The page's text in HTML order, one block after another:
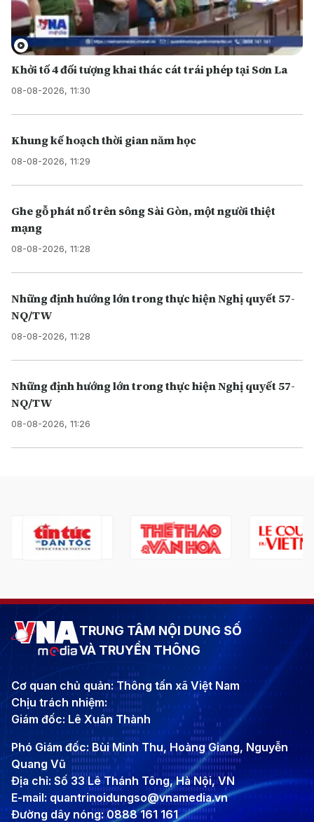
Khởi tố 4 đối tượng khai thác cát trái phép tại Sơn La
08-08-2026, 11:30
Khung kế hoạch thời gian năm học
08-08-2026, 11:29
Ghe gỗ phát nổ trên sông Sài Gòn, một người thiệt
mạng
08-08-2026, 11:28
Những định hướng lớn trong thực hiện Nghị quyết 57-
NQ/TW
08-08-2026, 11:28
Những định hướng lớn trong thực hiện Nghị quyết 57-
NQ/TW
08-08-2026, 11:26
TRUNG TÂM NỘI DUNG SỐ
VÀ TRUYỀN THÔNG
Cơ quan chủ quản: Thông tấn xã Việt Nam
Chịu trách nhiệm:
Giám đốc: Lê Xuân Thành
Phó Giám đốc: Bùi Minh Thu, Hoàng Giang, Nguyễn
Quang Vũ
Địa chỉ: Số 33 Lê Thánh Tông, Hà Nội, VN
E-mail: quantrinoidungso@vnamedia.vn
Đường dây nóng: 0888 161 161